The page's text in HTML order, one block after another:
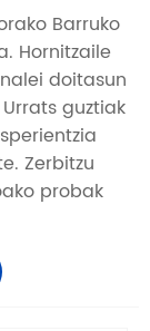
Barruko
Hornitzaile
doitasun
guztiak
Zerbitzu
probak